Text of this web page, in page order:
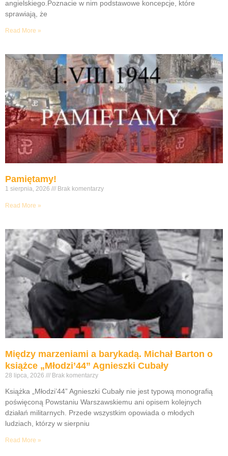
angielskiego.Poznacie w nim podstawowe koncepcje, które
sprawiają, że
Read More »
Pamiętamy!
1 sierpnia, 2026 Brak komentarzy
Read More »
Między marzeniami a barykadą. Michał Barton o
książce „Młodzi’44” Agnieszki Cubały
28 lipca, 2026 Brak komentarzy
Książka „Młodzi’44” Agnieszki Cubały nie jest typową monografią
poświęconą Powstaniu Warszawskiemu ani opisem kolejnych
działań militarnych. Przede wszystkim opowiada o młodych
ludziach, którzy w sierpniu
Read More »